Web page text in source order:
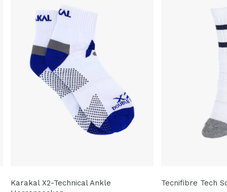
Karakal X2-Technical Ankle
Tecnifibre Tech